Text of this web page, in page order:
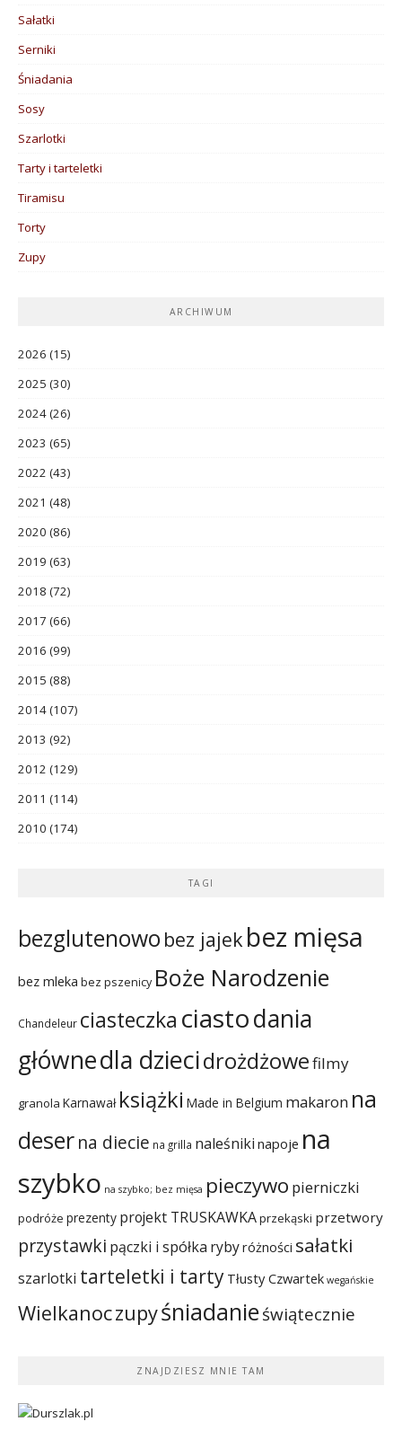
Sałatki
Serniki
Śniadania
Sosy
Szarlotki
Tarty i tarteletki
Tiramisu
Torty
Zupy
ARCHIWUM
2026 (15)
2025 (30)
2024(26)
2023 (65)
2022 (43)
2021 (48)
2020 (86)
2019 (63)
2018 (72)
2017 (66)
2016 (99)
2015 (88)
2014(107)
2013 (92)
2012 (129)
2011 (114)
2010 (174)
TAGI
bezglutenowo bez jajekbez mięsa
bez mleka bez pszenicy Boże Narodzenie
Chandeleur ciasteczka ciastodania
głównedla dziecidrożdżowefilmy
granola Karnawał książki Made in Belgium makaron na
deserna diecie na grilla naleśniki napoje na
szybko na szybko; bez mięsa pieczywo pierniczki
podróże prezenty projekt TRUSKAWKAprzekąski przetwory
przystawki pączki i spółka rybyróżności sałatki
szarlotki tarteletki i tarty Tłusty Czwartek wegańskie
Wielkanoczupyśniadanieświątecznie
ZNAJDZIESZ MNIE TAM